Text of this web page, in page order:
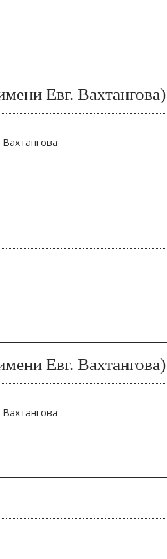
Евг. Вахтангова)
Евг. Вахтангова)